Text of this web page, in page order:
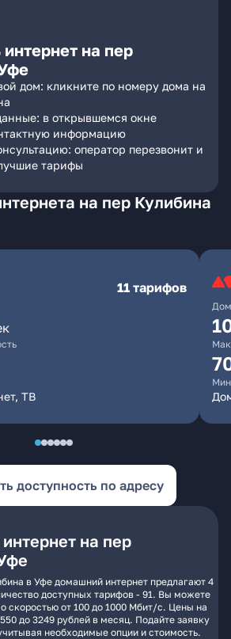
на пер
дом: кликните по номеру дома на
в открывшемся окне
информацию
оператор перезвонит и
тарифы
на пер Кулибина
11 тарифов
ТВ
доступность по адресу
на пер
в Уфе домашний интернет предлагают 4
доступных тарифов - 91. Вы можете
скоростью от 100 до 1000 Мбит/с. Цены на
до 3249 рублей в месяц. Подайте заявку
необходимые опции и стоимость.